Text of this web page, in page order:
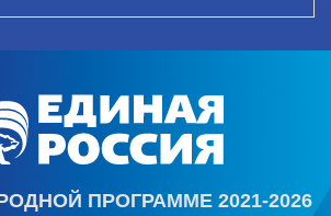
ПРОГРАММЕ 2021-2026